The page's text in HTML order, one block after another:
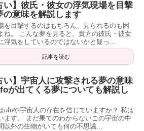
い】彼氏・彼女の浮気現場を目撃
の意味を解説します
を目撃するのはもちろん、見られるのも困
ね。 こんな夢を見ると、貴方の彼氏・彼女
浮気をしているのではないかと疑っ...
記事を読む
い】宇宙人に攻撃される夢の意味
が出てくる夢についても解説し
ufoや宇宙人の存在を信じていますか？ 私は
ます。 まだ果てのわからないこの宇宙の中
以外の生物がいても何の不思議...